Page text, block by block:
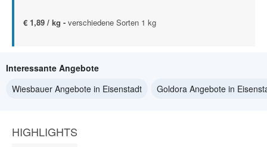
€ 1,89 / kg - verschiedene Sorten 1 kg
Interessante Angebote
Wiesbauer Angebote in Eisenstadt
Goldora Angebote in
HIGHLIGHTS